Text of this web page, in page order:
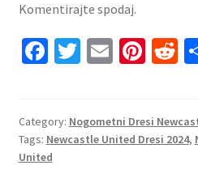
Komentirajte spodaj.
Fa
o
o
T
er
E
l
Pi
es
t
R
di
t
Category: Nogometni Dresi
Tags: Newcastle United Dresi 2024,
United